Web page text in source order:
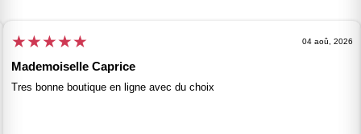
★★★★★ 04 aoû, 2026
Mademoiselle Caprice
Tres bonne boutique en ligne avec du choix